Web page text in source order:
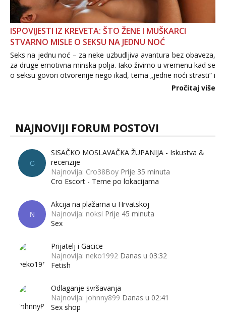
ISPOVIJESTI IZ KREVETA: ŠTO ŽENE I MUŠKARCI
STVARNO MISLE O SEKSU NA JEDNU NOĆ
Seks na jednu noć – za neke uzbudljiva avantura bez obaveza,
za druge emotivna minska polja. Iako živimo u vremenu kad se
o seksu govori otvorenije nego ikad, tema „jedne noći strasti“ i
dalje izaziva burne rasprave. Što zapravo misle žene, a što
Pročitaj više
NAJNOVIJI FORUM POSTOVI
C
SISAČKO MOSLAVAČKA ŽUPANIJA - Iskustva &
recenzije
Najnovija: Cro38Boy Prije 35 minuta
Cro Escort - Teme po lokacijama
N
Akcija na plažama u Hrvatskoj
Najnovija: noksi Prije 45 minuta
Sex
Prijatelj i Gacice
Najnovija: neko1992 Danas u 03:32
Fetish
Odlaganje svršavanja
Najnovija: johnny899 Danas u 02:41
Sex shop